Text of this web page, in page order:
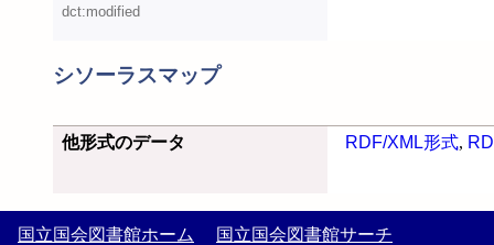
dct:modified
シソーラスマップ
他形式のデータ RDF/XML形式,
国立国会図書館ホーム 国立国会図書館サーチ